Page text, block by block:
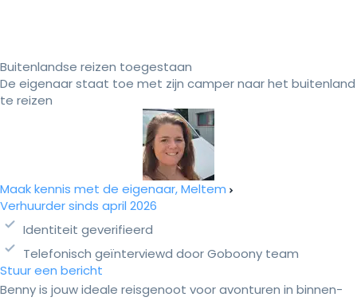
Buitenlandse reizen toegestaan
De eigenaar staat toe met zijn camper naar het buitenland
te reizen
Maak kennis met de eigenaar, Meltem
Verhuurder sinds april 2026
Identiteit geverifieerd
Telefonisch geïnterviewd door Goboony team
Stuur een bericht
Benny is jouw ideale reisgenoot voor avonturen in binnen-